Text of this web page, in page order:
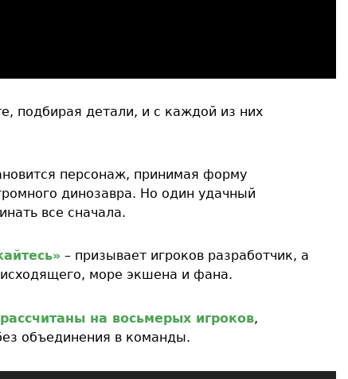
подбирая детали, и с каждой из них
персонаж, принимая форму
динозавра. Но один удачный
все сначала.
– призывает игроков разработчик, а
море экшена и фана.
на восьмерых игроков,
объединения в команды.